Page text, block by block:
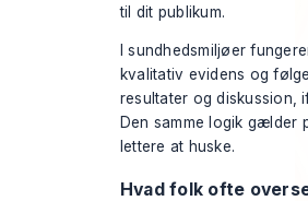
til dit publikum.
I sundhedsmiljøer
kvalitativ evidens og
resultater og diskussion,
Den samme logik gælder
lettere at huske.
Hvad folk ofte